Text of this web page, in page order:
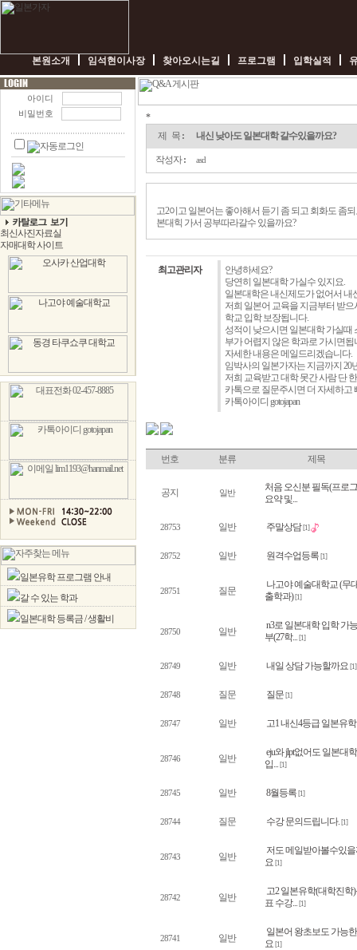
본원소개 임석현이사장 찾아오시는길 프로그램 입학실적
아이디
비밀번호
일본유학 프로그램 안내
갈 수 있는 학과
일본대학 등록금 / 생활비
*
내
신
낮
아
도
일
대
학
갈
있
을
제 목 : 내신 낮아도 일본대학 갈수있을까요?
작성자: asd
고2이고 일본어는 좋아해서 듣기 좀 되고 회화도 좀
본대힉 가서 공부따라갈수 있을까요?
최고관리자
안녕하세요?
당연히 일본대학 가실수 있지요.
일본대학은 내신제도가 없어서 내
저희 일본어 교육을 지금부터 받
학교 입학 보장됩니다.
성적이 낮으시면 일본대학 가실때
부가 어렵지 않은 학과로 가시면됩
자세한 내용은 메일드리겠습니다.
임박사의 일본가자는 지금까지 20
저희 교육받고 대학 못간 사람 단
카톡으로 질문주시면 더 자세하고
카톡아이디 gotojapan
번호 분류 제목
공지 일반
처음 오신분 필독(프로
요약 및...
28753 일반 주말상담 [1]
28752 일반 원격수업등록 [1]
28751 질문
나고야 예술대학교 (무
출학과) [1]
28750 일반
n3로 일본대학 입학 가
부(27학... [1]
28749 일반 내일 상담 가능할까요 [1]
28748 질문 질문 [1]
28747 일반 고1 내신4등급 일본유학
28746 일반
eju와 jlpt없어도 일본대학
입... [1]
28745 일반 8월등록 [1]
28744 질문 수강 문의드립니다. [1]
28743 일반
저도 메일받아볼수있
요 [1]
28742 일반
고2 일본유학(대학진학
표 수강... [1]
28741 일반
일본어 왕초보도 가능
요 [1]